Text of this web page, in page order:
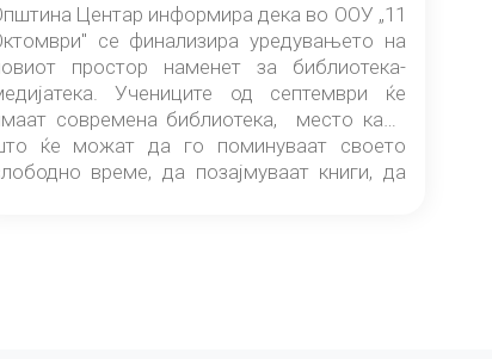
Центар информира дека во ООУ „11
се финализира уредувањето на
простор наменет за библиотека-
Учениците од септември ќе
современа библиотека, место каде
ќе можат да го поминуваат своето
време, да позајмуваат книги, да